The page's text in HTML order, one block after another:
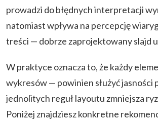
prowadzi do błędnych interpretacji
natomiast wpływa na percepcję
treści — dobrze zaprojektowany slajd
W praktyce oznacza to, że każdy
wykresów — powinien służyć
jednolitych reguł layoutu zmniejsza
Poniżej znajdziesz konkretne